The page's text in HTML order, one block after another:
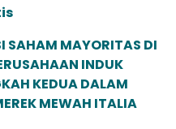
SAHAM MAYORITAS DI
INDUK
KEDUA DALAM
MEWAH ITALIA